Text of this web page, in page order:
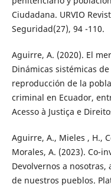
Ciudadana. URVIO
Seguridad(27), 94 -110.
Aguirre, A. (2020). El
Dinámicas sistémicas
reproducción de la
criminal en Ecuador,
Acesso à Justiça e
Aguirre, A., Mieles , H.,
Morales, A. (2023). Co-
Devolvernos a nosotras,
de nuestros pueblos.